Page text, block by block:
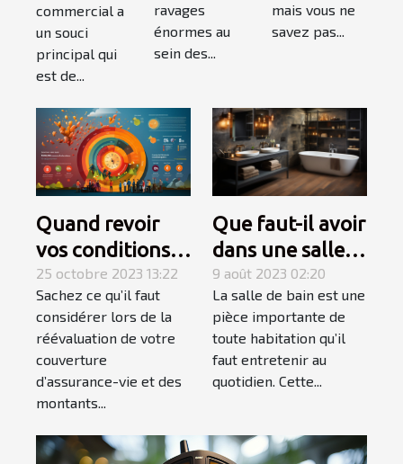
commercial a
un souci
principal qui
est de...
ravages
énormes au
sein des...
mais vous ne
savez pas...
Quand revoir
vos conditions
d’assurance-
vie ?
25 octobre 2023 13:22
Sachez ce qu’il faut
considérer lors de la
réévaluation de votre
couverture
d’assurance-vie et des
montants...
Que faut-il avoir
dans une salle
de bain pour
qu’elle soit
complète et
élégante ?
9 août 2023 02:20
La salle de bain est une
pièce importante de
toute habitation qu’il
faut entretenir au
quotidien. Cette...